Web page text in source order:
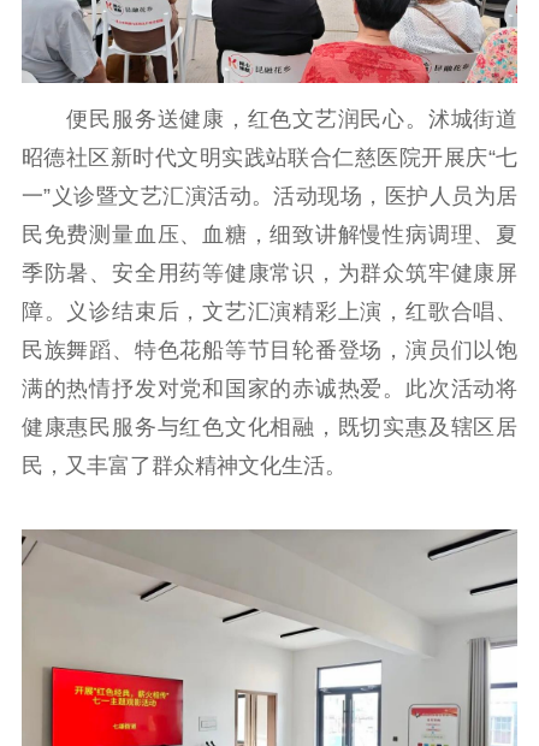
文明创建 文明实践
文明培育
先进典型
社会宣传
思想政治教育 爱国主义教育
全民国防教育
红色资源保护利
用
新闻出版
精品出版 全民阅读
出版监管
扫黄打非
电影工作
党建要闻 学习在线
文化人才
紫金人才 职称评审
便民服务送健康，红色文艺润民心。沭城街道
昭德社区新时代文明实践站联合仁慈医院开展庆“七
一”义诊暨文艺汇演活动。活动现场，医护人员为居
民免费测量血压、血糖，细致讲解慢性病调理、夏
季防暑、安全用药等健康常识，为群众筑牢健康屏
障。义诊结束后，文艺汇演精彩上演，红歌合唱、
民族舞蹈、特色花船等节目轮番登场，演员们以饱
满的热情抒发对党和国家的赤诚热爱。此次活动将
健康惠民服务与红色文化相融，既切实惠及辖区居
民，又丰富了群众精神文化生活。